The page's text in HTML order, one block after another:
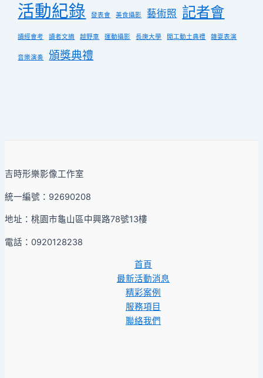
活動紀錄 發表會 美食攝影 藝術照 記者會
讀經會考 讀者文摘 越野車 運動攝影 長庚大學 開工動土典禮 雜耍表演
音樂演奏 頒獎典禮
吉時形樂影像工作室
統一編號：92690208
地址：桃園市龜山區中興路78號13樓
電話：0920128238
首頁
最新活動消息
精彩案例
服務項目
聯絡我們